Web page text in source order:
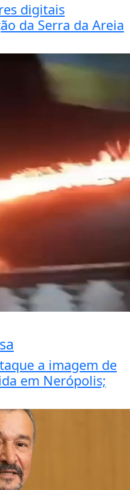
digitais
da Serra da Areia
a imagem de
em Nerópolis;